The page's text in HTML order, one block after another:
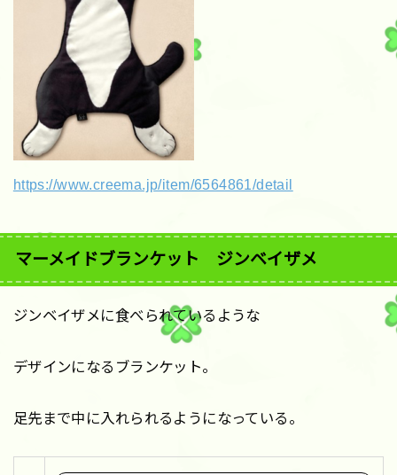
https://www.creema.jp/item/6564861/detail
マーメイドブランケット ジンベイザメ
ジンベイザメに食べられているような
デザインになるブランケット。
足先まで中に入れられるようになっている。